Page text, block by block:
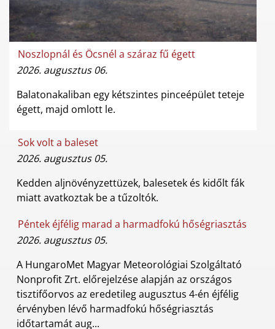
Noszlopnál és Öcsnél a száraz fű égett
2026. augusztus 06.
Balatonakaliban egy kétszintes pinceépület teteje
égett, majd omlott le.
Sok volt a baleset
2026. augusztus 05.
Kedden aljnövényzettüzek, balesetek és kidőlt fák
miatt avatkoztak be a tűzoltók.
Péntek éjfélig marad a harmadfokú hőségriasztás
2026. augusztus 05.
A HungaroMet Magyar Meteorológiai Szolgáltató
Nonprofit Zrt. előrejelzése alapján az országos
tisztifőorvos az eredetileg augusztus 4-én éjfélig
érvényben lévő harmadfokú hőségriasztás
időtartamát aug...